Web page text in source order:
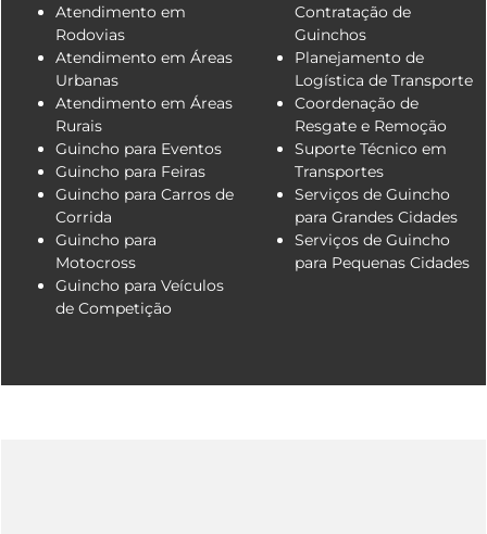
Atendimento em
Rodovias
Atendimento em Áreas
Urbanas
Atendimento em Áreas
Rurais
Guincho para Eventos
Guincho para Feiras
Guincho para Carros de
Corrida
Guincho para
Motocross
Guincho para Veículos
de Competição
Contratação de
Guinchos
Planejamento de
Logística de Transporte
Coordenação de
Resgate e Remoção
Suporte Técnico em
Transportes
Serviços de Guincho
para Grandes Cidades
Serviços de Guincho
para Pequenas Cidades